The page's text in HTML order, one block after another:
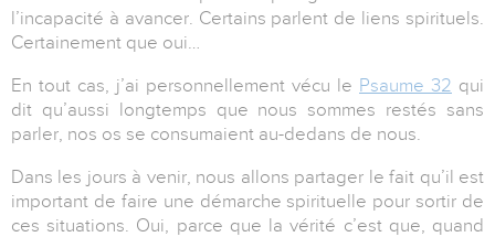
l’incapacité à avancer. Certains parlent de liens spirituels.
Certainement que oui…
En tout cas, j’ai personnellement vécu le Psaume 32 qui
dit qu’aussi longtemps que nous sommes restés sans
parler, nos os se consumaient au-dedans de nous.
Dans les jours à venir, nous allons partager le fait qu’il est
important de faire une démarche spirituelle pour sortir de
ces situations. Oui, parce que la vérité c’est que, quand